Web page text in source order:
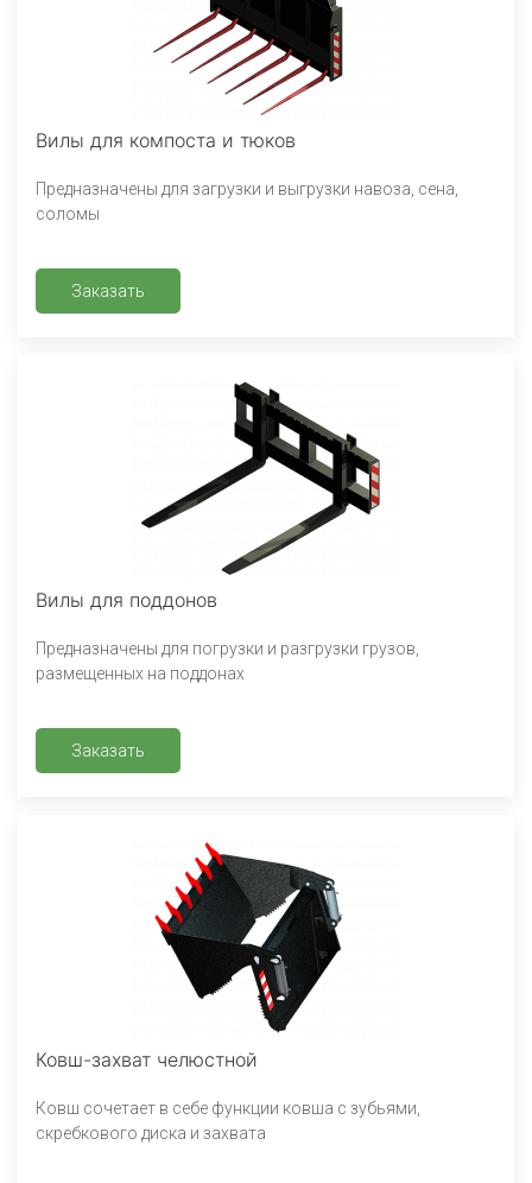
Вилы для компоста и тюков
Предназначены для загрузки и выгрузки навоза, сена,
соломы
Заказать
Вилы для поддонов
Предназначены для погрузки и разгрузки грузов,
размещенных на поддонах
Заказать
Ковш-захват челюстной
Ковш сочетает в себе функции ковша с зубьями,
скребкового диска и захвата